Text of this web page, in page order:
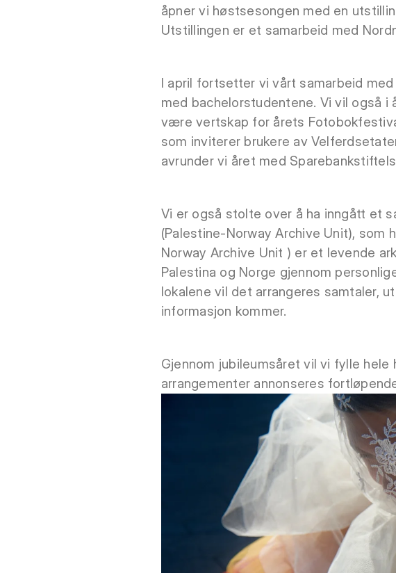
åpner vi høstsesongen med en
Utstillingen er et samarbeid med
I april fortsetter vi vårt samarbeid
med bachelorstudentene. Vi vil også
være vertskap for årets
som inviterer brukere av
avrunder vi året med
Vi er også stolte over å ha inngått et
(Palestine-Norway Archive Unit),
Norway Archive Unit ) er et levende
Palestina og Norge gjennom
lokalene vil det arrangeres samtaler,
informasjon kommer.
Gjennom jubileumsåret vil vi fylle
arrangementer annonseres